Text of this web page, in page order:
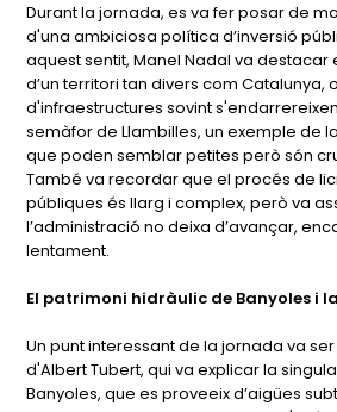
Durant la jornada, es va fer posar de
d'una ambiciosa política d’inversió
aquest sentit, Manel Nadal va
d’un territori tan divers com Catalunya,
d'infraestructures sovint
semàfor de Llambilles, un exemple de
que poden semblar petites però són
També va recordar que el procés de
públiques és llarg i complex, però va
l’administració no deixa d’avançar,
lentament.
El patrimoni hidràulic de Banyoles i
Un punt interessant de la jornada va
d'Albert Tubert, qui va explicar la
Banyoles, que es proveeix d’aigües